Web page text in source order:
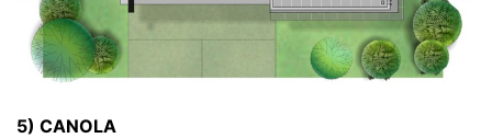
5) CANOLA